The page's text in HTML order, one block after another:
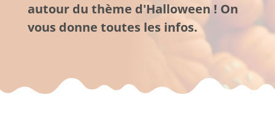
autour du thème d'Halloween ! On
vous donne toutes les infos.